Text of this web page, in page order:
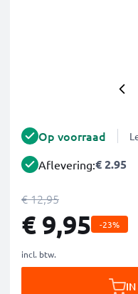
Op voorraad
Aflevering:€ 2.95
€ 12,95
€ 9,95 -23%
incl. btw.